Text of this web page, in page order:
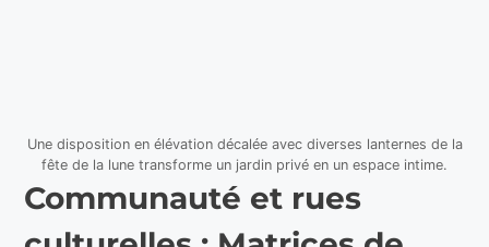
Une disposition en élévation décalée avec diverses lanternes de la
fête de la lune transforme un jardin privé en un espace intime.
Communauté et rues